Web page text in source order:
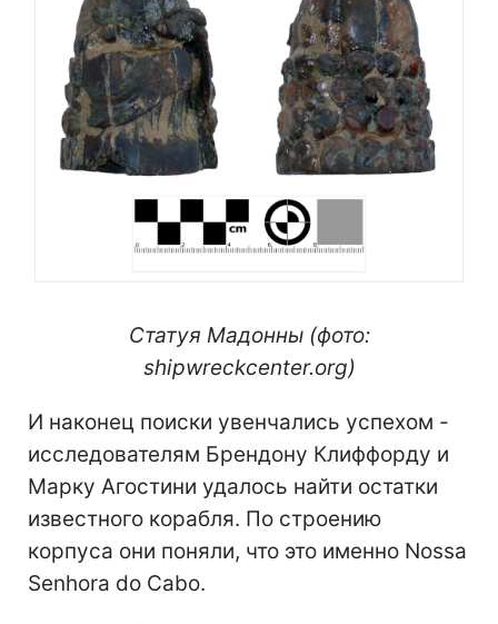
Статуя Мадонны (фото:
shipwreckcenter.org)
И наконец поиски увенчались успехом -
исследователям Брендону Клиффорду и
Марку Агостини удалось найти остатки
известного корабля. По строению
корпуса они поняли, что это именно Nossa
Senhora do Cabo.